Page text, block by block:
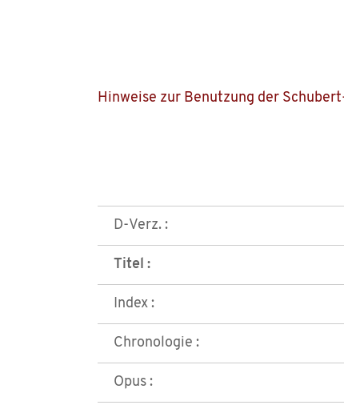
Hinweise zur Benutzung der
D-Verz. :
Titel :
Index :
Chronologie :
Opus :